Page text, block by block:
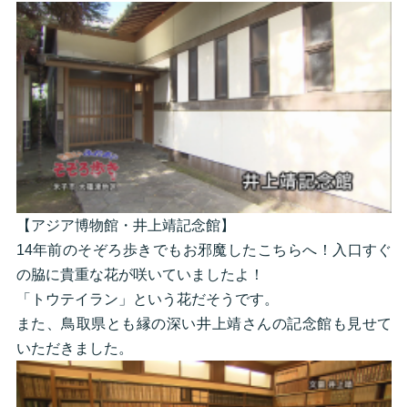
【アジア博物館・井上靖記念館】
14年前のそぞろ歩きでもお邪魔したこちらへ！入口すぐ
の脇に貴重な花が咲いていましたよ！
「トウテイラン」という花だそうです。
また、鳥取県とも縁の深い井上靖さんの記念館も見せて
いただきました。